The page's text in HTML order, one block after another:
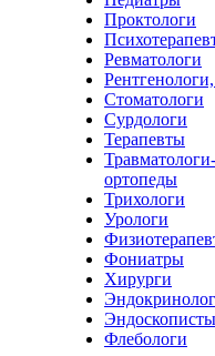
Проктологи
Ревматологи
Стоматологи
Сурдологи
Терапевты
Травматологи-
ортопеды
Трихологи
Урологи
Фониатры
Хирурги
Эндоскописты
Флебологи